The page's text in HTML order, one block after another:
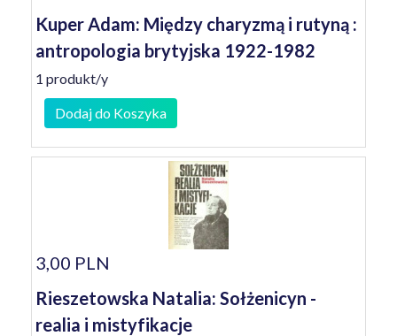
Kuper Adam: Między charyzmą i rutyną :
antropologia brytyjska 1922-1982
1 produkt/y
Dodaj do Koszyka
3,00 PLN
Rieszetowska Natalia: Sołżenicyn -
realia i mistyfikacje